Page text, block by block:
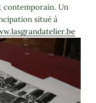
contemporain. Un
situé à